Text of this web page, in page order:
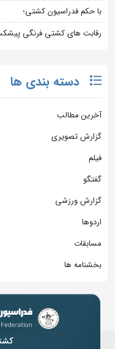
با حکم فدراسیون کشتی؛
رقابت های کشتی فرنگی
دسته بندی ها
آخرین مطالب
گزارش تصویری
فیلم
گفتگو
گزارش ورزشی
اردوها
مسابقات
بخشنامه ها